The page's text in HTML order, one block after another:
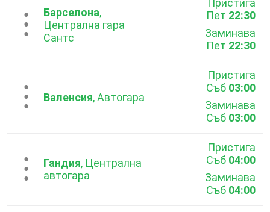
...Барселона,
Централна гара
Сантс
Пристига
Пет 22:30
Заминава
Пет 22:30
...Валенсия, Автогара
Пристига
Съб 03:00
Заминава
Съб 03:00
...Гандия, Централна
автогара
Пристига
Съб 04:00
Заминава
Съб 04:00